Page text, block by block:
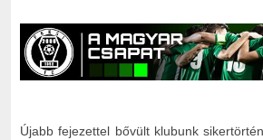
Újabb fejezettel bővült klubunk